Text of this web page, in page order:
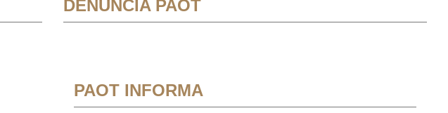
DENUNCIA PAOT
PAOT INFORMA